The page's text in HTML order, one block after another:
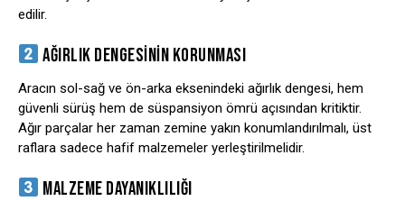
edilir.
AĞIRLIK DENGESININ KORUNMASI
Aracın sol-sağ ve ön-arka eksenindeki ağırlık dengesi, hem
güvenli sürüş hem de süspansiyon ömrü açısından kritiktir.
Ağır parçalar her zaman zemine yakın konumlandırılmalı, üst
raflara sadece hafif malzemeler yerleştirilmelidir.
MALZEME DAYANIKLILIĞI